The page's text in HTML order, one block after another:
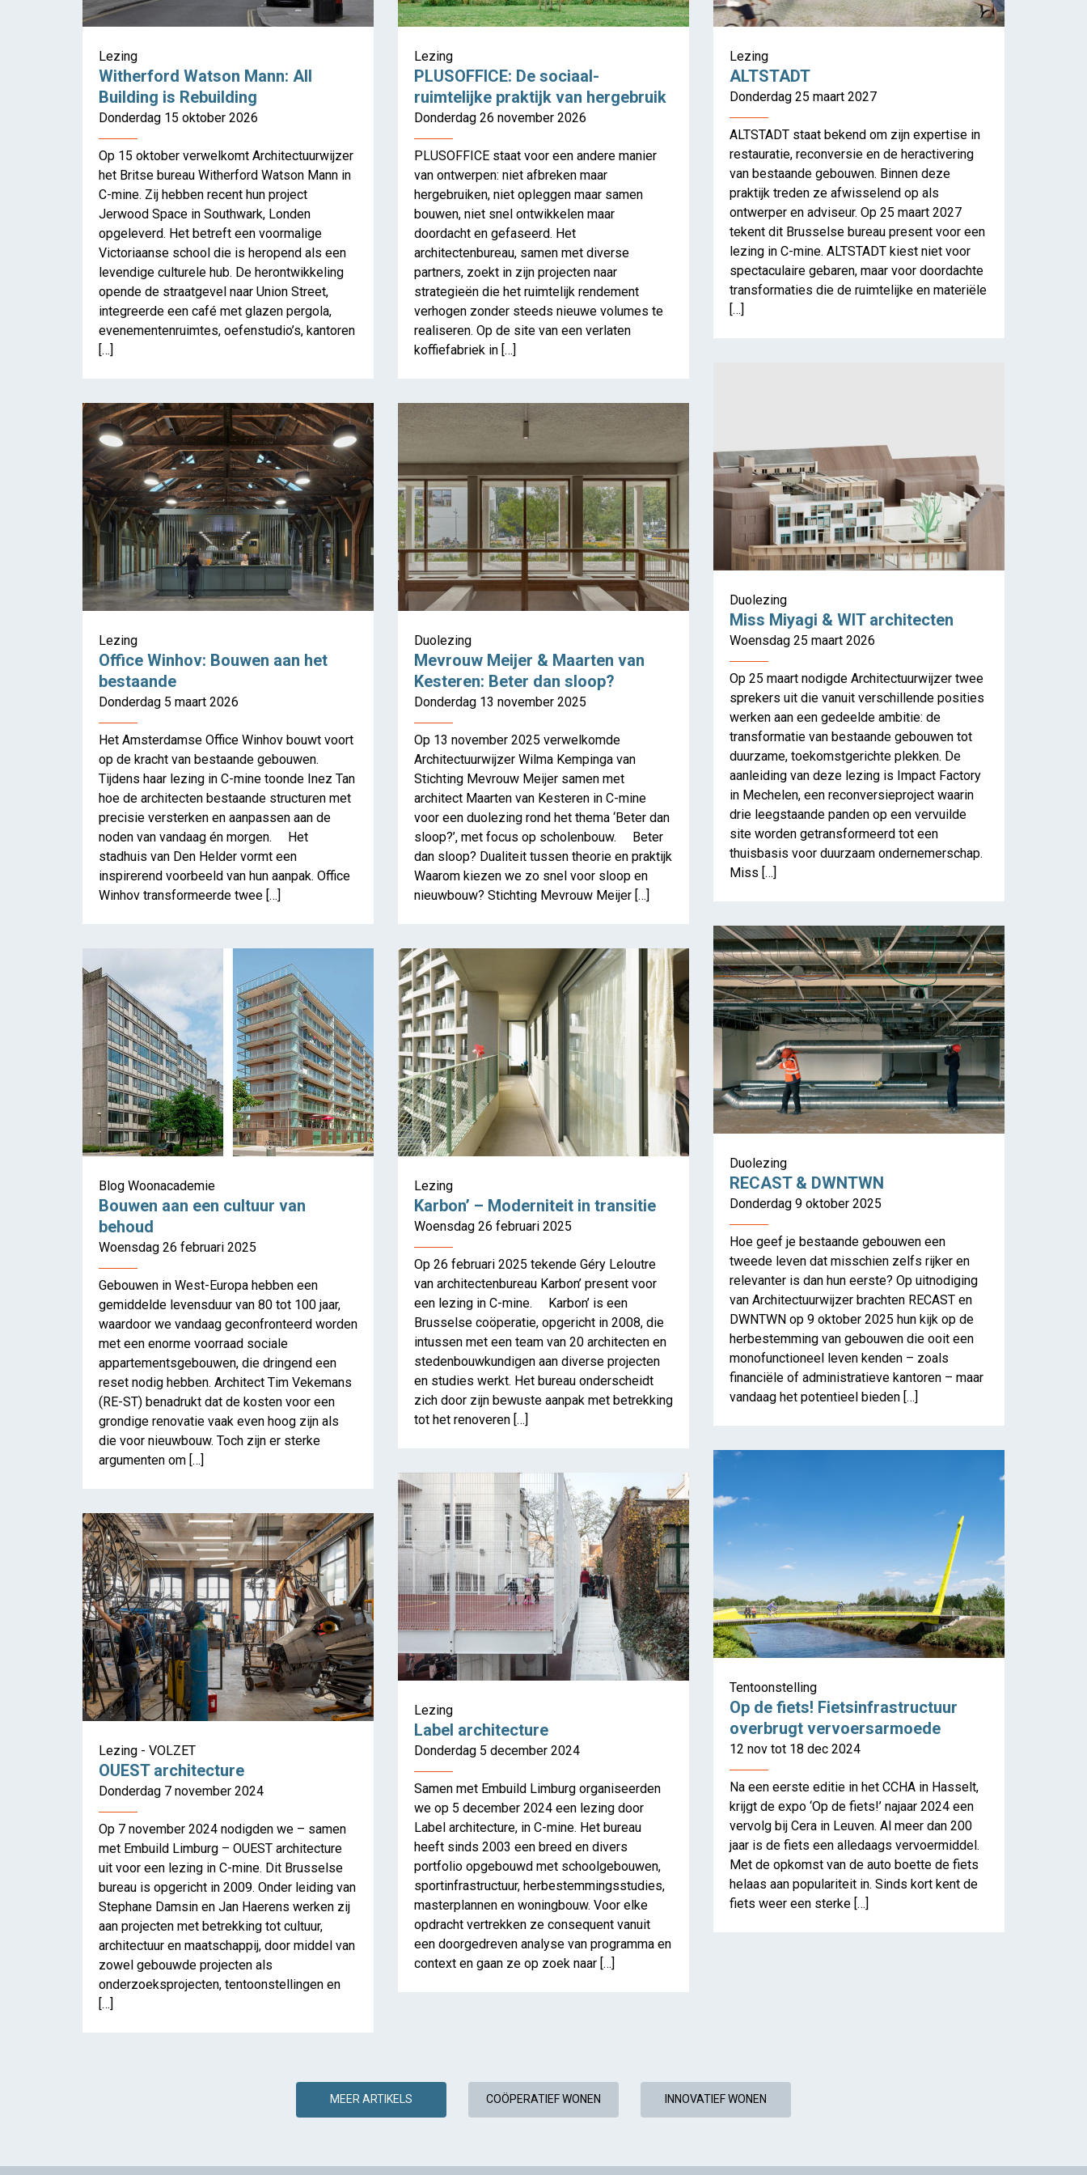
Witherford Watson Mann: All Building is Rebuilding
PLUSOFFICE: De sociaal-ruimtelijke praktijk van hergebruik
ALTSTADT
Miss Miyagi & WIT architecten
Lezing
Witherford Watson Mann: All
Building is Rebuilding
Donderdag 15 oktober 2026
Op 15 oktober verwelkomt Architectuurwijzer
het Britse bureau Witherford Watson Mann in
C-mine. Zij hebben recent hun project
Jerwood Space in Southwark, Londen
opgeleverd. Het betreft een voormalige
Victoriaanse school die is heropend als een
levendige culturele hub. De herontwikkeling
opende de straatgevel naar Union Street,
integreerde een café met glazen pergola,
evenementenruimtes, oefenstudio’s, kantoren
[…]
Lezing
PLUSOFFICE: De sociaal-
ruimtelijke praktijk van hergebruik
Donderdag 26 november 2026
PLUSOFFICE staat voor een andere manier
van ontwerpen: niet afbreken maar
hergebruiken, niet opleggen maar samen
bouwen, niet snel ontwikkelen maar
doordacht en gefaseerd. Het
architectenbureau, samen met diverse
partners, zoekt in zijn projecten naar
strategieën die het ruimtelijk rendement
verhogen zonder steeds nieuwe volumes te
realiseren. Op de site van een verlaten
koffiefabriek in […]
Lezing
ALTSTADT
Donderdag 25 maart 2027
ALTSTADT staat bekend om zijn expertise in
restauratie, reconversie en de heractivering
van bestaande gebouwen. Binnen deze
praktijk treden ze afwisselend op als
ontwerper en adviseur. Op 25 maart 2027
tekent dit Brusselse bureau present voor een
lezing in C-mine. ALTSTADT kiest niet voor
spectaculaire gebaren, maar voor doordachte
transformaties die de ruimtelijke en materiële
[…]
Duolezing
Miss Miyagi & WIT architecten
Woensdag 25 maart 2026
Op 25 maart nodigde Architectuurwijzer twee
sprekers uit die vanuit verschillende posities
werken aan een gedeelde ambitie: de
transformatie van bestaande gebouwen tot
duurzame, toekomstgerichte plekken. De
aanleiding van deze lezing is Impact Factory
in Mechelen, een reconversieproject waarin
drie leegstaande panden op een vervuilde
site worden getransformeerd tot een
thuisbasis voor duurzaam ondernemerschap.
Miss […]
Lezing
Office Winhov: Bouwen aan het
bestaande
Donderdag 5 maart 2026
Het Amsterdamse Office Winhov bouwt voort
op de kracht van bestaande gebouwen.
Tijdens haar lezing in C-mine toonde Inez Tan
hoe de architecten bestaande structuren met
precisie versterken en aanpassen aan de
noden van vandaag én morgen. Het
stadhuis van Den Helder vormt een
inspirerend voorbeeld van hun aanpak. Office
Winhov transformeerde twee […]
Duolezing
Mevrouw Meijer & Maarten van
Kesteren: Beter dan sloop?
Donderdag 13 november 2025
Op 13 november 2025 verwelkomde
Architectuurwijzer Wilma Kempinga van
Stichting Mevrouw Meijer samen met
architect Maarten van Kesteren in C-mine
voor een duolezing rond het thema ‘Beter dan
sloop?’, met focus op scholenbouw. Beter
dan sloop? Dualiteit tussen theorie en praktijk
Waarom kiezen we zo snel voor sloop en
nieuwbouw? Stichting Mevrouw Meijer […]
Duolezing
RECAST & DWNTWN
Donderdag 9 oktober 2025
Hoe geef je bestaande gebouwen een
tweede leven dat misschien zelfs rijker en
relevanter is dan hun eerste? Op uitnodiging
van Architectuurwijzer brachten RECAST en
DWNTWN op 9 oktober 2025 hun kijk op de
herbestemming van gebouwen die ooit een
monofunctioneel leven kenden – zoals
financiële of administratieve kantoren – maar
vandaag het potentieel bieden […]
Blog Woonacademie
Bouwen aan een cultuur van
behoud
Woensdag 26 februari 2025
Gebouwen in West-Europa hebben een
gemiddelde levensduur van 80 tot 100 jaar,
waardoor we vandaag geconfronteerd worden
met een enorme voorraad sociale
appartementsgebouwen, die dringend een
reset nodig hebben. Architect Tim Vekemans
(RE-ST) benadrukt dat de kosten voor een
grondige renovatie vaak even hoog zijn als
die voor nieuwbouw. Toch zijn er sterke
argumenten om […]
Lezing
Karbon’ – Moderniteit in transitie
Woensdag 26 februari 2025
Op 26 februari 2025 tekende Géry Leloutre
van architectenbureau Karbon’ present voor
een lezing in C-mine. Karbon’ is een
Brusselse coöperatie, opgericht in 2008, die
intussen met een team van 20 architecten en
stedenbouwkundigen aan diverse projecten
en studies werkt. Het bureau onderscheidt
zich door zijn bewuste aanpak met betrekking
tot het renoveren […]
Tentoonstelling
Op de fiets! Fietsinfrastructuur
overbrugt vervoersarmoede
12 nov tot 18 dec 2024
Na een eerste editie in het CCHA in Hasselt,
krijgt de expo ‘Op de fiets!’ najaar 2024 een
vervolg bij Cera in Leuven. Al meer dan 200
jaar is de fiets een alledaags vervoermiddel.
Met de opkomst van de auto boette de fiets
helaas aan populariteit in. Sinds kort kent de
fiets weer een sterke […]
Lezing
Label architecture
Donderdag 5 december 2024
Samen met Embuild Limburg organiseerden
we op 5 december 2024 een lezing door
Label architecture, in C-mine. Het bureau
heeft sinds 2003 een breed en divers
portfolio opgebouwd met schoolgebouwen,
sportinfrastructuur, herbestemmingsstudies,
masterplannen en woningbouw. Voor elke
opdracht vertrekken ze consequent vanuit
een doorgedreven analyse van programma en
context en gaan ze op zoek naar […]
Lezing - VOLZET
OUEST architecture
Donderdag 7 november 2024
Op 7 november 2024 nodigden we – samen
met Embuild Limburg – OUEST architecture
uit voor een lezing in C-mine. Dit Brusselse
bureau is opgericht in 2009. Onder leiding van
Stephane Damsin en Jan Haerens werken zij
aan projecten met betrekking tot cultuur,
architectuur en maatschappij, door middel van
zowel gebouwde projecten als
onderzoeksprojecten, tentoonstellingen en
[…]
MEER ARTIKELS COÖPERATIEF WONEN INNOVATIEF WONEN